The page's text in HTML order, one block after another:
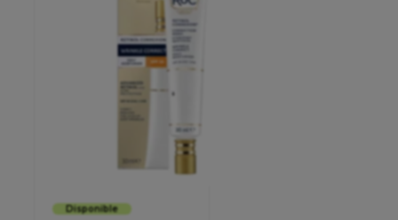
Disponible